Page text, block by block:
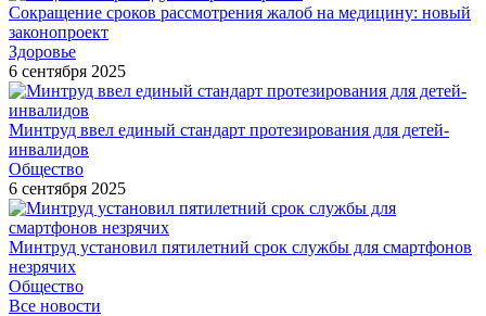
Сокращение сроков рассмотрения жалоб на медицину: новый
законопроект
Здоровье
6 сентября 2025
Минтруд ввел единый стандарт протезирования для детей-
инвалидов
Общество
6 сентября 2025
Минтруд установил пятилетний срок службы для смартфонов
незрячих
Общество
Все новости